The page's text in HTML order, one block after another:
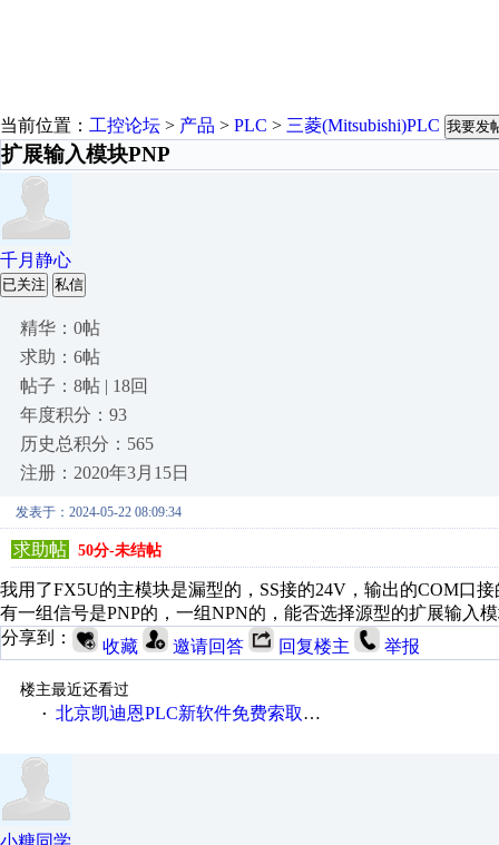
当前位置： 工控论坛 > 产品 > PLC > 三菱(Mitsubishi)PLC 我要发
扩展输入模块PNP
千月静心
已关注 私信
精华：0帖
求助：6帖
帖子：8帖 | 18回
年度积分：93
历史总积分：565
注册：2020年3月15日
发表于：2024-05-22 08:09:34
求助帖 50分-未结帖
我用了FX5U的主模块是漏型的，SS接的24V，输出的COM口
有一组信号是PNP的，一组NPN的，能否选择源型的扩展输入
分享到：
收藏 邀请回答 回复楼主 举报
楼主最近还看过
· 北京凯迪恩PLC新软件免费索取、下载
小糖同学